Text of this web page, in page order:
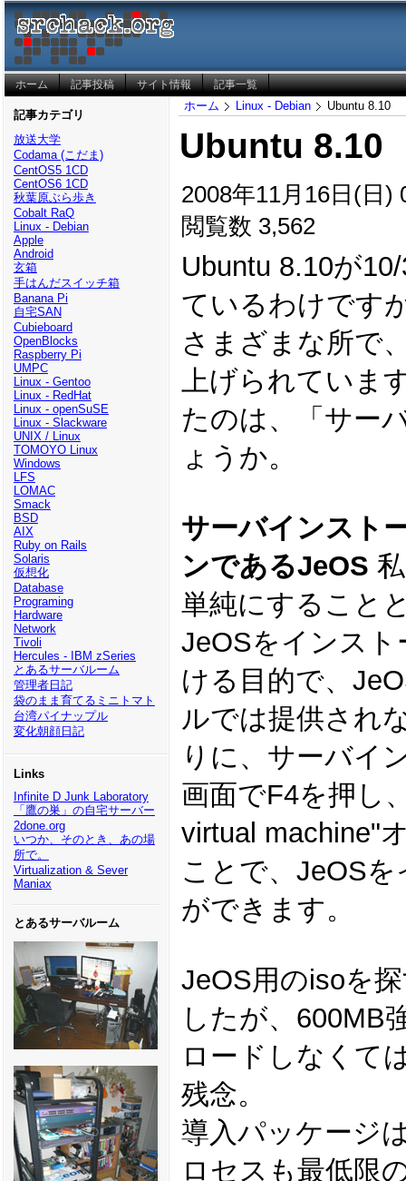
ホーム 記事投稿 サイト情報 記事一覧
記事カテゴリ
放送大学
Codama (こだま)
CentOS5 1CD
CentOS6 1CD
秋葉原ぶら歩き
Cobalt RaQ
Linux - Debian
Apple
Android
玄箱
手はんだスイッチ箱
Banana Pi
自宅SAN
Cubieboard
OpenBlocks
Raspberry Pi
UMPC
Linux - Gentoo
Linux - RedHat
Linux - openSuSE
Linux - Slackware
UNIX / Linux
TOMOYO Linux
Windows
LFS
LOMAC
Smack
BSD
AIX
Ruby on Rails
Solaris
仮想化
Database
Programing
Hardware
Network
Tivoli
Hercules - IBM zSeries
とあるサーバルーム
管理者日記
袋のまま育てるミニトマト
台湾パイナップル
変化朝顔日記
Links
Infinite D Junk Laboratory
「鷹の巣」の自宅サーバー
2done.org
いつか、そのとき、あの場
所で。
Virtualization & Sever
Maniax
とあるサーバルーム
ホーム Linux - Debian Ubuntu 8.10
Ubuntu 8.10
2008年11月16日(日)
閲覧数 3,562
Ubuntu 8.10が
ているわけです
さまざまな所で
上げられていま
たのは、「サー
ょうか。
サーバインスト
ンであるJeOS
単純にすること
JeOSをインス
ける目的で、
ルでは提供され
りに、サーバイ
画面でF4を押し
virtual machine"
ことで、JeOS
ができます。
JeOS用のisoを
したが、600MB
ロードしなくて
残念。
導入パッケージ
ロセスも最低限